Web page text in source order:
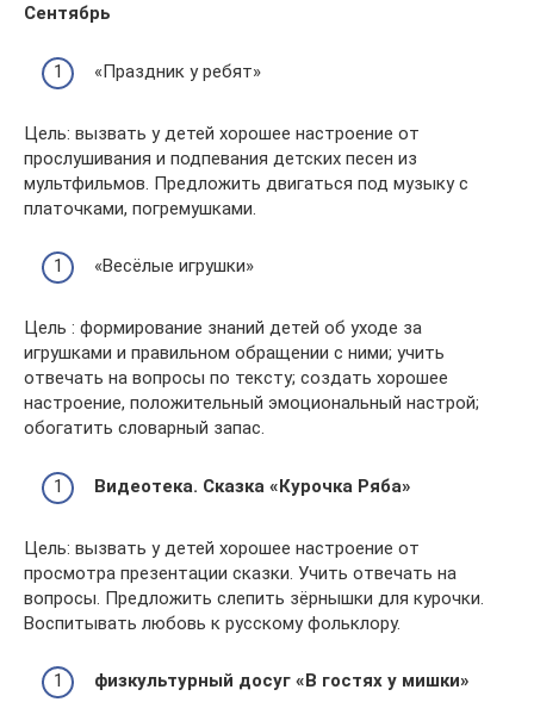
Сентябрь
«Праздник у ребят»
Цель: вызвать у детей хорошее настроение от
прослушивания и подпевания детских песен из
мультфильмов. Предложить двигаться под музыку с
платочками, погремушками.
«Весёлые игрушки»
Цель : формирование знаний детей об уходе за
игрушками и правильном обращении с ними; учить
отвечать на вопросы по тексту; создать хорошее
настроение, положительный эмоциональный настрой;
обогатить словарный запас.
Видеотека. Сказка «Курочка Ряба»
Цель: вызвать у детей хорошее настроение от
просмотра презентации сказки. Учить отвечать на
вопросы. Предложить слепить зёрнышки для курочки.
Воспитывать любовь к русскому фольклору.
физкультурный досуг «В гостях у мишки»